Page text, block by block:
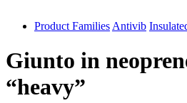
antivib
isolfix
Product Families Antivib
Giunto in
“heavy”